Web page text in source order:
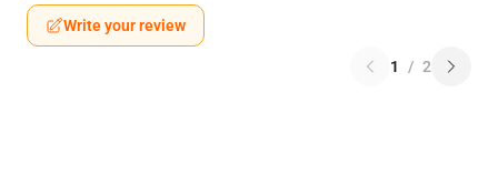
Write your review
1 / 2